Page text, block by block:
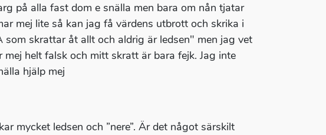
på alla fast dom e snälla men bara om nån tjatar
mej lite så kan jag få värdens utbrott och skrika i
skrattar åt allt och aldrig är ledsen" men jag vet
helt falsk och mitt skratt är bara fejk. Jag inte
hjälp mej
mycket ledsen och ”nere”. Är det något särskilt